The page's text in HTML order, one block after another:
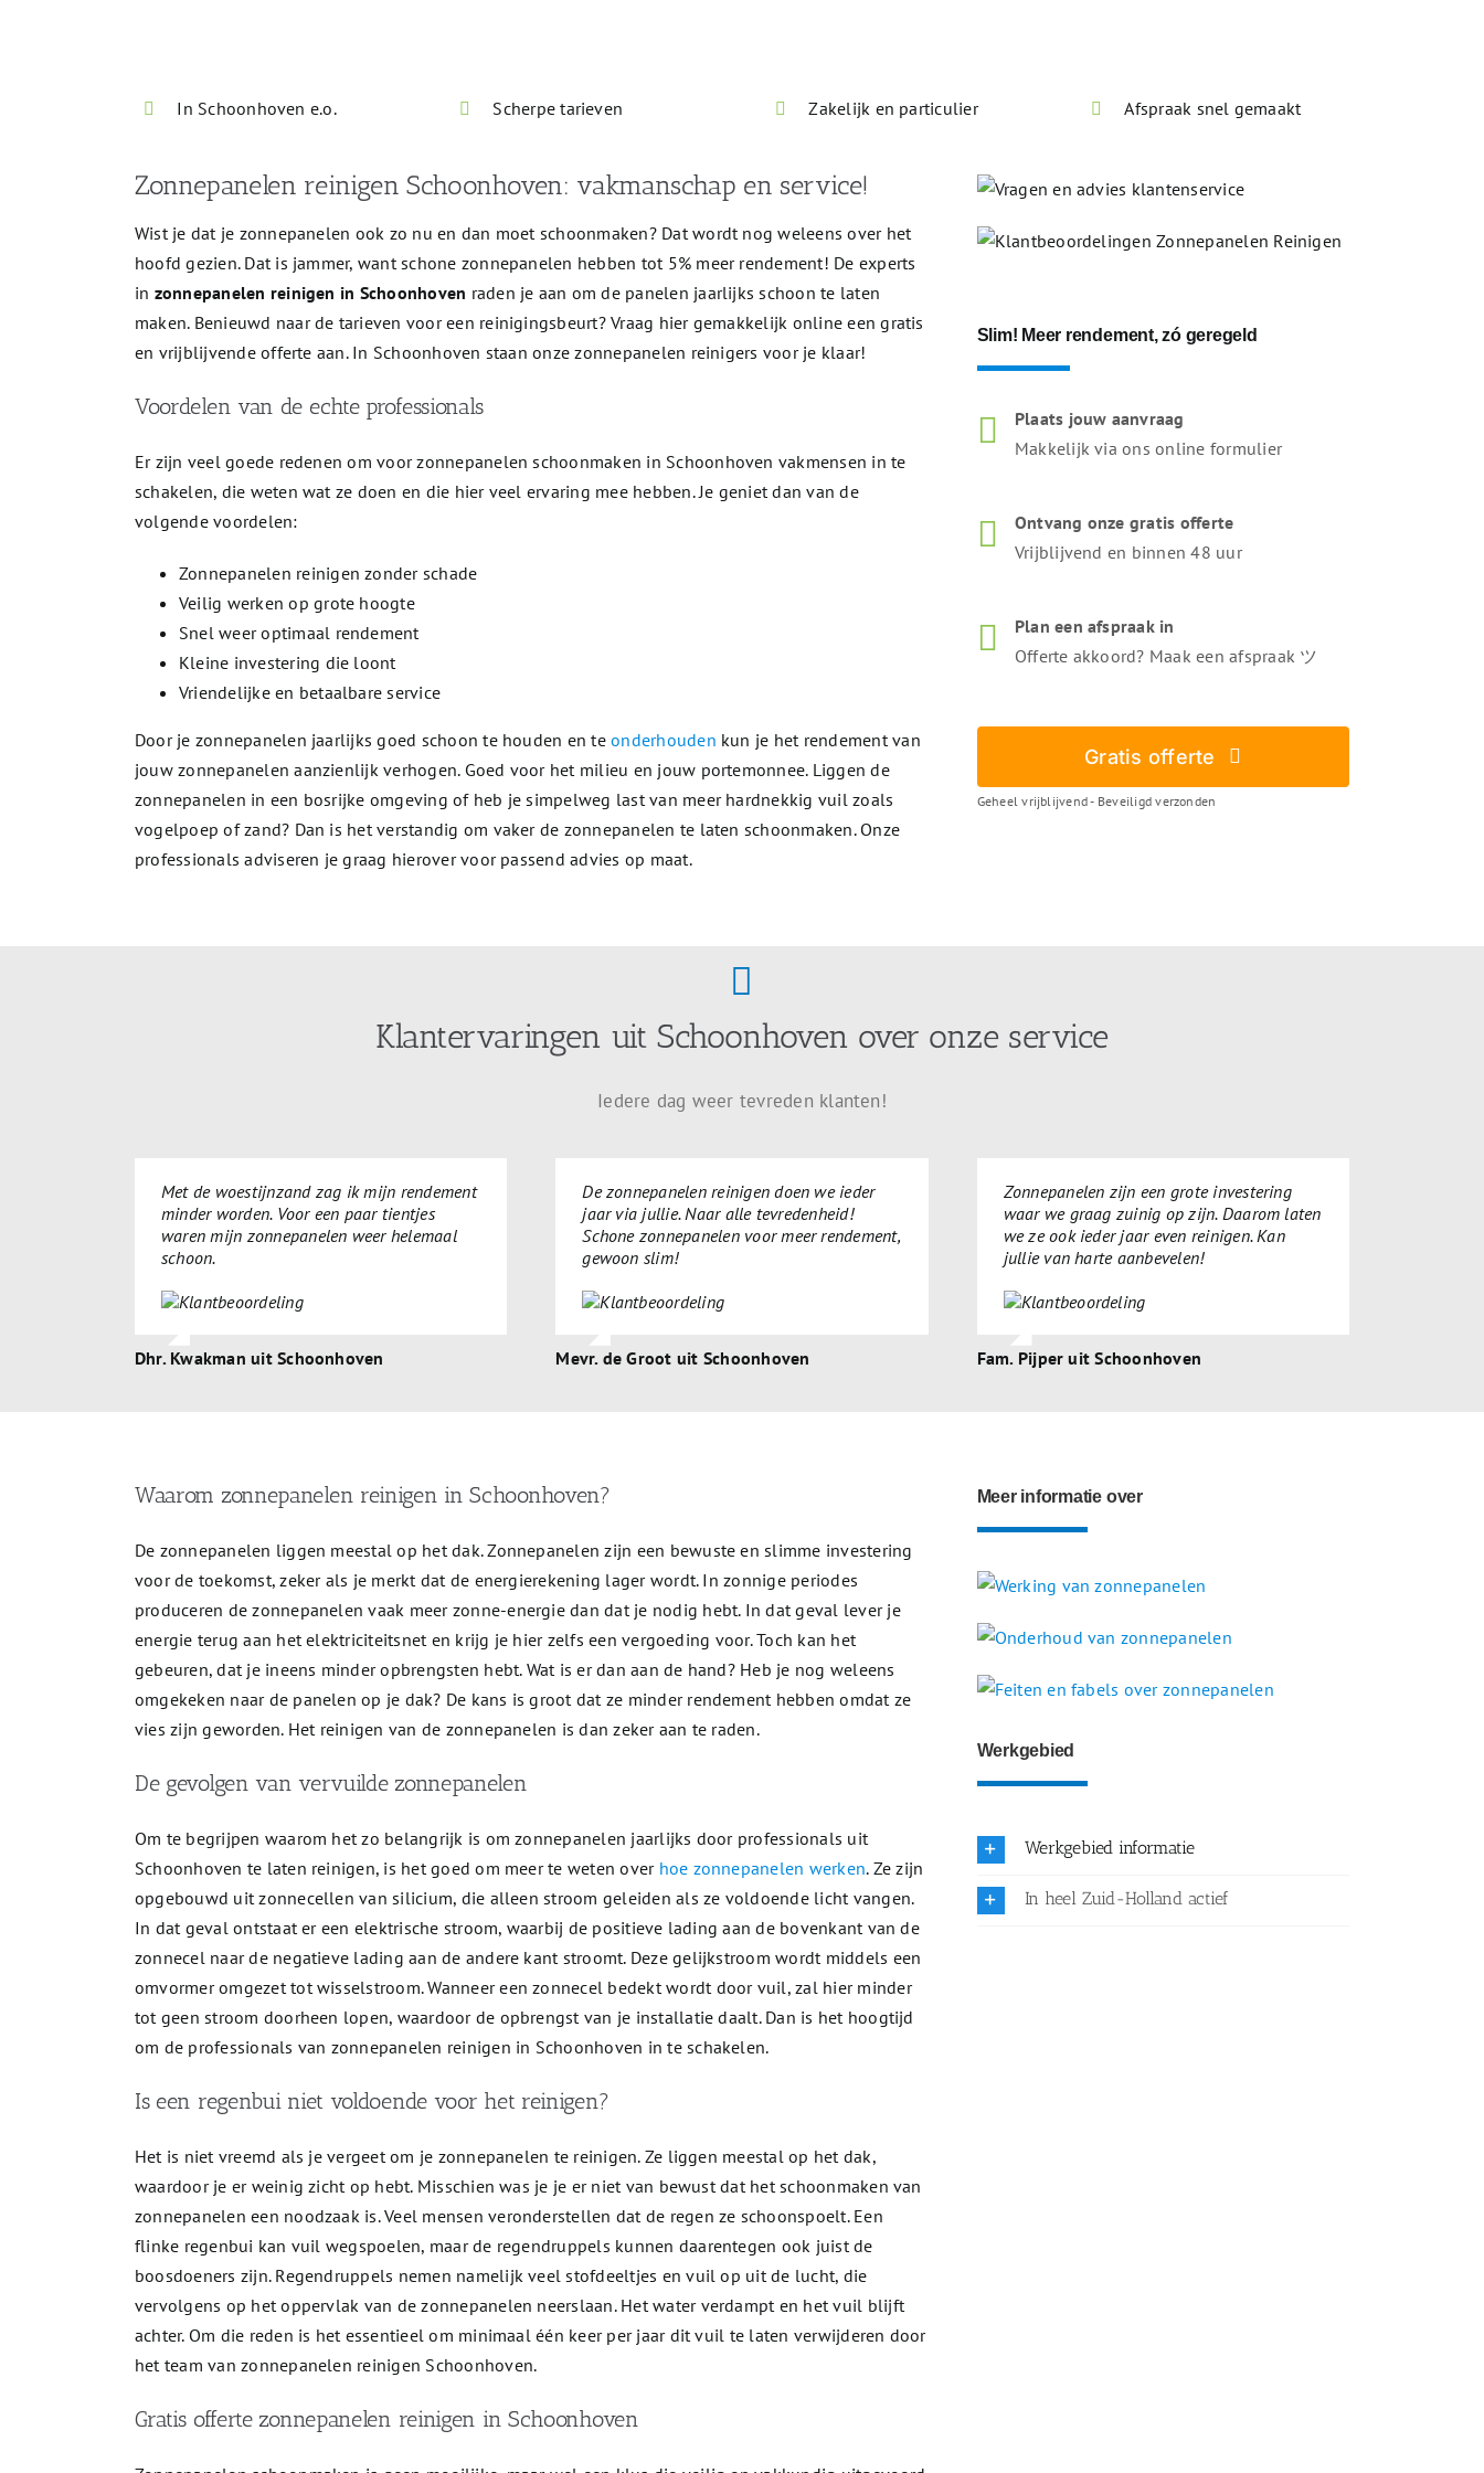
In Schoonhoven e.o. Scherpe tarieven Zakelijk en particulier Afspraak snel gemaakt
Zonnepanelen reinigen Schoonhoven: vakmanschap en service!
Wist je dat je zonnepanelen ook zo nu en dan moet schoonmaken? Dat wordt nog weleens over het
hoofd gezien. Dat is jammer, want schone zonnepanelen hebben tot 5% meer rendement! De experts
in zonnepanelen reinigen in Schoonhoven raden je aan om de panelen jaarlijks schoon te laten
maken. Benieuwd naar de tarieven voor een reinigingsbeurt? Vraag hier gemakkelijk online een gratis
en vrijblijvende offerte aan. In Schoonhoven staan onze zonnepanelen reinigers voor je klaar!
Voordelen van de echte professionals
Er zijn veel goede redenen om voor zonnepanelen schoonmaken in Schoonhoven vakmensen in te
schakelen, die weten wat ze doen en die hier veel ervaring mee hebben. Je geniet dan van de
volgende voordelen:
Zonnepanelen reinigen zonder schade
Veilig werken op grote hoogte
Snel weer optimaal rendement
Kleine investering die loont
Vriendelijke en betaalbare service
Door je zonnepanelen jaarlijks goed schoon te houden en teonderhouden kun je het rendement van
jouw zonnepanelen aanzienlijk verhogen. Goed voor het milieu en jouw portemonnee. Liggen de
zonnepanelen in een bosrijke omgeving of heb je simpelweg last van meer hardnekkig vuil zoals
vogelpoep of zand? Dan is het verstandig om vaker de zonnepanelen te laten schoonmaken. Onze
professionals adviseren je graag hierover voor passend advies op maat.
Slim! Meer rendement, zó geregeld
Plaats jouw aanvraag
Makkelijk via ons online formulier
Ontvang onze gratis offerte
Vrijblijvend en binnen 48 uur
Plan een afspraak in
Offerte akkoord? Maak een afspraak ツ
Gratis offerte
Geheel vrijblijvend - Beveiligd verzonden
Klantervaringen uit Schoonhoven over onze service
Iedere dag weer tevreden klanten!
Met de woestijnzand zag ik mijn rendement
minder worden. Voor een paar tientjes
waren mijn zonnepanelen weer helemaal
schoon.
Dhr. Kwakman uit Schoonhoven
De zonnepanelen reinigen doen we ieder
jaar via jullie. Naar alle tevredenheid!
Schone zonnepanelen voor meer rendement,
gewoon slim!
Mevr. de Groot uit Schoonhoven
Zonnepanelen zijn een grote investering
waar we graag zuinig op zijn. Daarom laten
we ze ook ieder jaar even reinigen. Kan
jullie van harte aanbevelen!
Fam. Pijper uit Schoonhoven
Waarom zonnepanelen reinigen in Schoonhoven?
De zonnepanelen liggen meestal op het dak. Zonnepanelen zijn een bewuste en slimme investering
voor de toekomst, zeker als je merkt dat de energierekening lager wordt. In zonnige periodes
produceren de zonnepanelen vaak meer zonne-energie dan dat je nodig hebt. In dat geval lever je
energie terug aan het elektriciteitsnet en krijg je hier zelfs een vergoeding voor. Toch kan het
gebeuren, dat je ineens minder opbrengsten hebt. Wat is er dan aan de hand? Heb je nog weleens
omgekeken naar de panelen op je dak? De kans is groot dat ze minder rendement hebben omdat ze
vies zijn geworden. Het reinigen van de zonnepanelen is dan zeker aan te raden.
De gevolgen van vervuilde zonnepanelen
Om te begrijpen waarom het zo belangrijk is om zonnepanelen jaarlijks door professionals uit
Schoonhoven te laten reinigen, is het goed om meer te weten over hoe zonnepanelen werken. Ze zijn
opgebouwd uit zonnecellen van silicium, die alleen stroom geleiden als ze voldoende licht vangen.
In dat geval ontstaat er een elektrische stroom, waarbij de positieve lading aan de bovenkant van de
zonnecel naar de negatieve lading aan de andere kant stroomt. Deze gelijkstroom wordt middels een
omvormer omgezet tot wisselstroom. Wanneer een zonnecel bedekt wordt door vuil, zal hier minder
tot geen stroom doorheen lopen, waardoor de opbrengst van je installatie daalt. Dan is het hoogtijd
om de professionals van zonnepanelen reinigen in Schoonhoven in te schakelen.
Is een regenbui niet voldoende voor het reinigen?
Het is niet vreemd als je vergeet om je zonnepanelen te reinigen. Ze liggen meestal op het dak,
waardoor je er weinig zicht op hebt. Misschien was je je er niet van bewust dat het schoonmaken van
zonnepanelen een noodzaak is. Veel mensen veronderstellen dat de regen ze schoonspoelt. Een
flinke regenbui kan vuil wegspoelen, maar de regendruppels kunnen daarentegen ook juist de
boosdoeners zijn. Regendruppels nemen namelijk veel stofdeeltjes en vuil op uit de lucht, die
vervolgens op het oppervlak van de zonnepanelen neerslaan. Het water verdampt en het vuil blijft
achter. Om die reden is het essentieel om minimaal één keer per jaar dit vuil te laten verwijderen door
het team van zonnepanelen reinigen Schoonhoven.
Gratis offerte zonnepanelen reinigen in Schoonhoven
Meer informatie over
Werkgebied
Werkgebied informatie
In heel Zuid-Holland actief